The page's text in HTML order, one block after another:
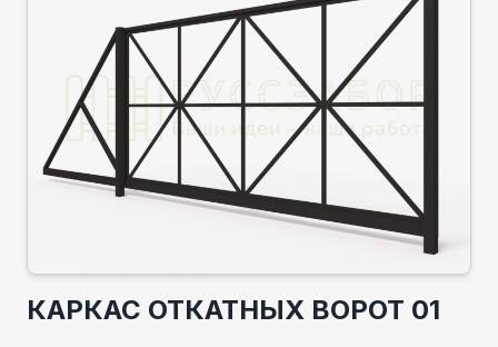
КАРКАС ОТКАТНЫХ ВОРОТ 01